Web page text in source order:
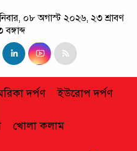
০৮ অগাস্ট ২০২৬, ২৩ শ্রাবণ
দর্পণ ইউরোপ দর্পণ
খোলা কলাম